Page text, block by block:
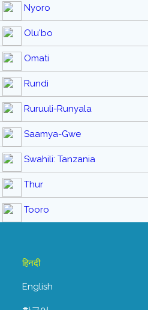
Nyoro
Olu'bo
Omati
Rundi
Ruruuli-Runyala
Saamya-Gwe
Swahili: Tanzania
Thur
Tooro
हिनदी
English